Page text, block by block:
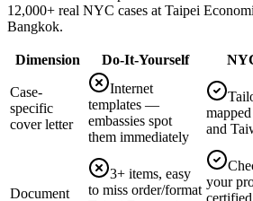
12,000+ real NYC cases at Taipei
Bangkok.
Dimension Do-It-Yourself
Case-
specific
cover letter
Internet
templates —
embassies spot
them immediately
and
Document
3+ items, easy
to miss order/format
your